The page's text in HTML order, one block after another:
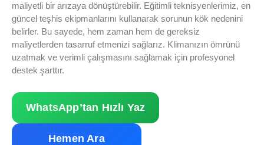
maliyetli bir arızaya dönüştürebilir. Eğitimli teknisyenlerimiz, en
güncel teşhis ekipmanlarını kullanarak sorunun kök nedenini
belirler. Bu sayede, hem zaman hem de gereksiz
maliyetlerden tasarruf etmenizi sağlarız. Klimanızın ömrünü
uzatmak ve verimli çalışmasını sağlamak için profesyonel
destek şarttır.
WhatsApp’tan Hızlı Yaz
Hemen Ara